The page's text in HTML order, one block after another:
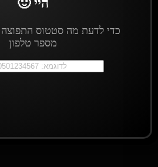
היי 🙂
כדי לדעת מה סטטוס התפוצה
מספר טלפון